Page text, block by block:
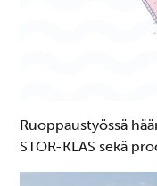
Ruoppaustyössä
STOR-KLAS sekä